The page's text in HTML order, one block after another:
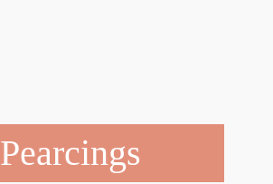
Pearcings